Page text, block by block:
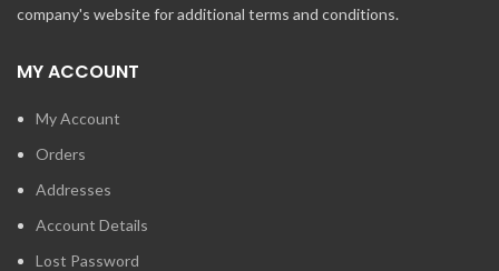
company's website for additional terms and conditions.
MY ACCOUNT
My Account
Orders
Addresses
Account Details
Lost Password